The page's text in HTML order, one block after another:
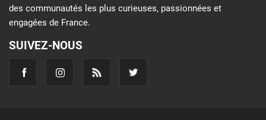
des communautés les plus curieuses, passionnées et
engagées de France.
SUIVEZ-NOUS